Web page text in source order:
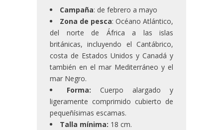
Campaña: de febrero a mayo
Zona de pesca: Océano Atlántico,
del norte de África a las islas
británicas, incluyendo el Cantábrico,
costa de Estados Unidos y Canadá y
también en el mar Mediterráneo y el
mar Negro.
Forma: Cuerpo alargado y
ligeramente comprimido cubierto de
pequeñísimas escamas.
Talla mínima: 18 cm.